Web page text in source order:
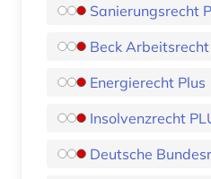
Sanierungsrecht
Beck
Energierecht Plus
Insolvenzrecht
Deutsche